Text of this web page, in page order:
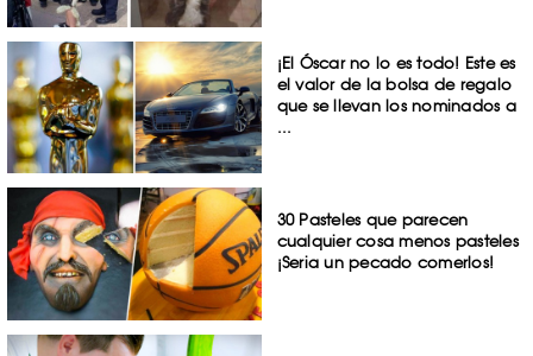
¡El Óscar no lo es todo! Este es
el valor de la bolsa de regalo
que se llevan los nominados a
...
30 Pasteles que parecen
cualquier cosa menos pasteles
¡Seria un pecado comerlos!